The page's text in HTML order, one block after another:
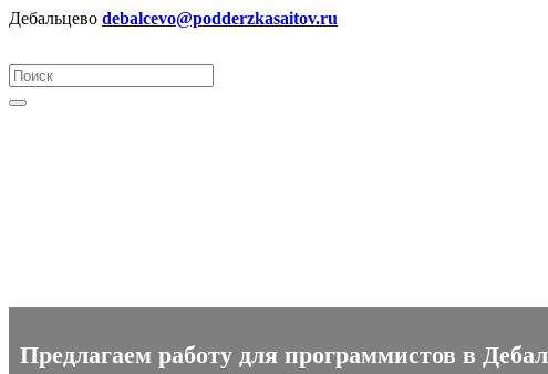
Дебальцево debalcevo@podderzkasaitov.ru
Предлагаем работу для программистов в